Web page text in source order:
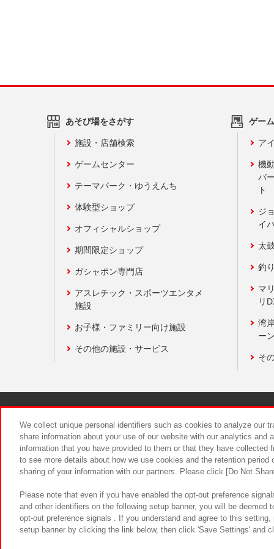
あそび場をさがす
施設・店舗検索
ゲームセンター
テーマパーク・ゆうえんち
体験型ショップ
オフィシャルショップ
期間限定ショップ
ガシャポン専門店
アスレチック・スポーツエンタメ
施設
お子様・ファミリー向け施設
その他の施設・サービス
ゲー
ア
機
バ
ト
ジ
イ
太
釣
マ
リ
湾
ー
そ
食品のご
We collect unique personal identifiers such as cookies to analyze our
share information about your use of our website with our analytics and
information that you have provided to them or that they have
to see more details about how we use cookies and the retention
sharing of your information with our partners. Please click [Do Not
Please note that even if you have enabled the opt-out preference
and other identifiers on the following setup banner, you will be
opt-out preference signals . If you understand and agree to this
setup banner by clicking the link below, then click 'Save Settings' and